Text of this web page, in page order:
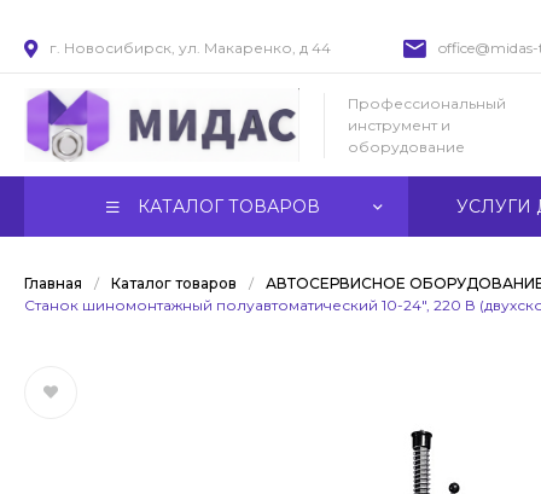
г. Новосибирск, ул. Макаренко, д 44
Профессиональный
инструмент и
оборудование
КАТАЛОГ ТОВАРОВ УСЛУГИ
Главная / Каталог товаров /
АВТОСЕРВИСНОЕ
Станок шиномонтажный полуавтоматический 10-24", 220 В